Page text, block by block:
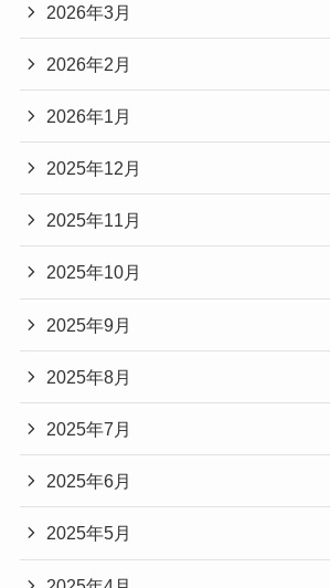
2026年3月
2026年2月
2026年1月
2025年12月
2025年11月
2025年10月
2025年9月
2025年8月
2025年7月
2025年6月
2025年5月